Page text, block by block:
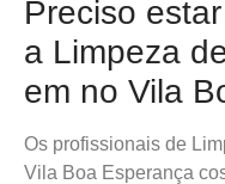
Preciso
a Limpeza
em no Vila
Os profissionais de
Vila Boa Esperança